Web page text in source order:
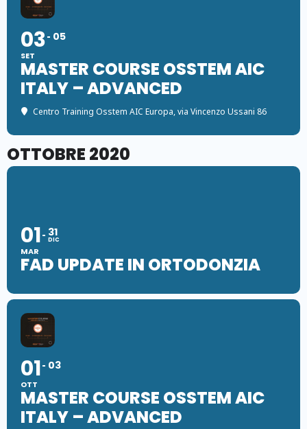
03
SET
05
MASTER COURSE OSSTEM AIC
ITALY – ADVANCED
Centro Training Osstem AIC Europa, via Vincenzo Ussani 86
OTTOBRE 2020
01
MAR
31
DIC
FAD UPDATE IN ORTODONZIA
01
OTT
03
MASTER COURSE OSSTEM AIC
ITALY – ADVANCED